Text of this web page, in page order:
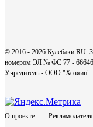
© 2016 - 2026 Кулебаки.RU.
номером ЭЛ № ФС 77 - 66646.
Учредитель - ООО "Хозяин".
О проекте